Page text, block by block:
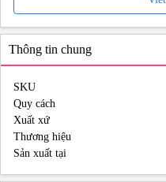
Thông tin chung
SKU
Quy cách
Xuất xứ
Thương hiệu
Sản xuất tại